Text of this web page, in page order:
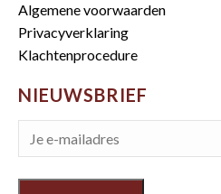
Algemene voorwaarden
Privacyverklaring
Klachtenprocedure
NIEUWSBRIEF